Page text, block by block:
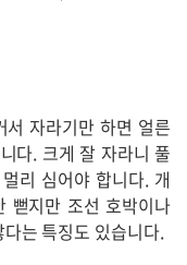
자라기만 하면 얼른
다. 크게 잘 자라니 풀
리 심어야 합니다. 개
뻗지만 조선 호박이나
는 특징도 있습니다.